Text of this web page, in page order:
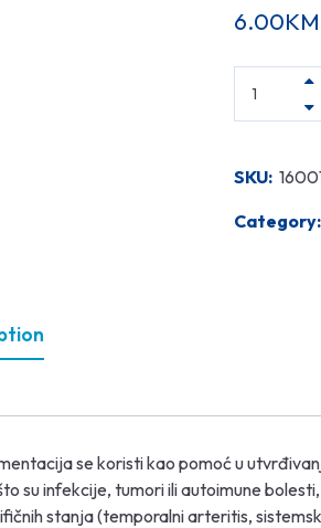
6.00KM
SKU:
Category:
se koristi kao pomoć u
su infekcije, tumori ili autoimune
stanja (temporalni arteritis,